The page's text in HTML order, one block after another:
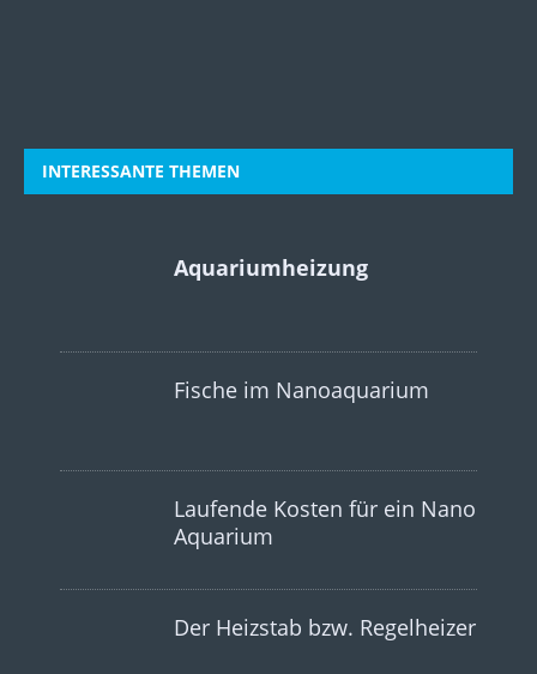
INTERESSANTE THEMEN
Aquariumheizung
Fische im Nanoaquarium
Laufende Kosten für ein Nano
Aquarium
Der Heizstab bzw. Regelheizer